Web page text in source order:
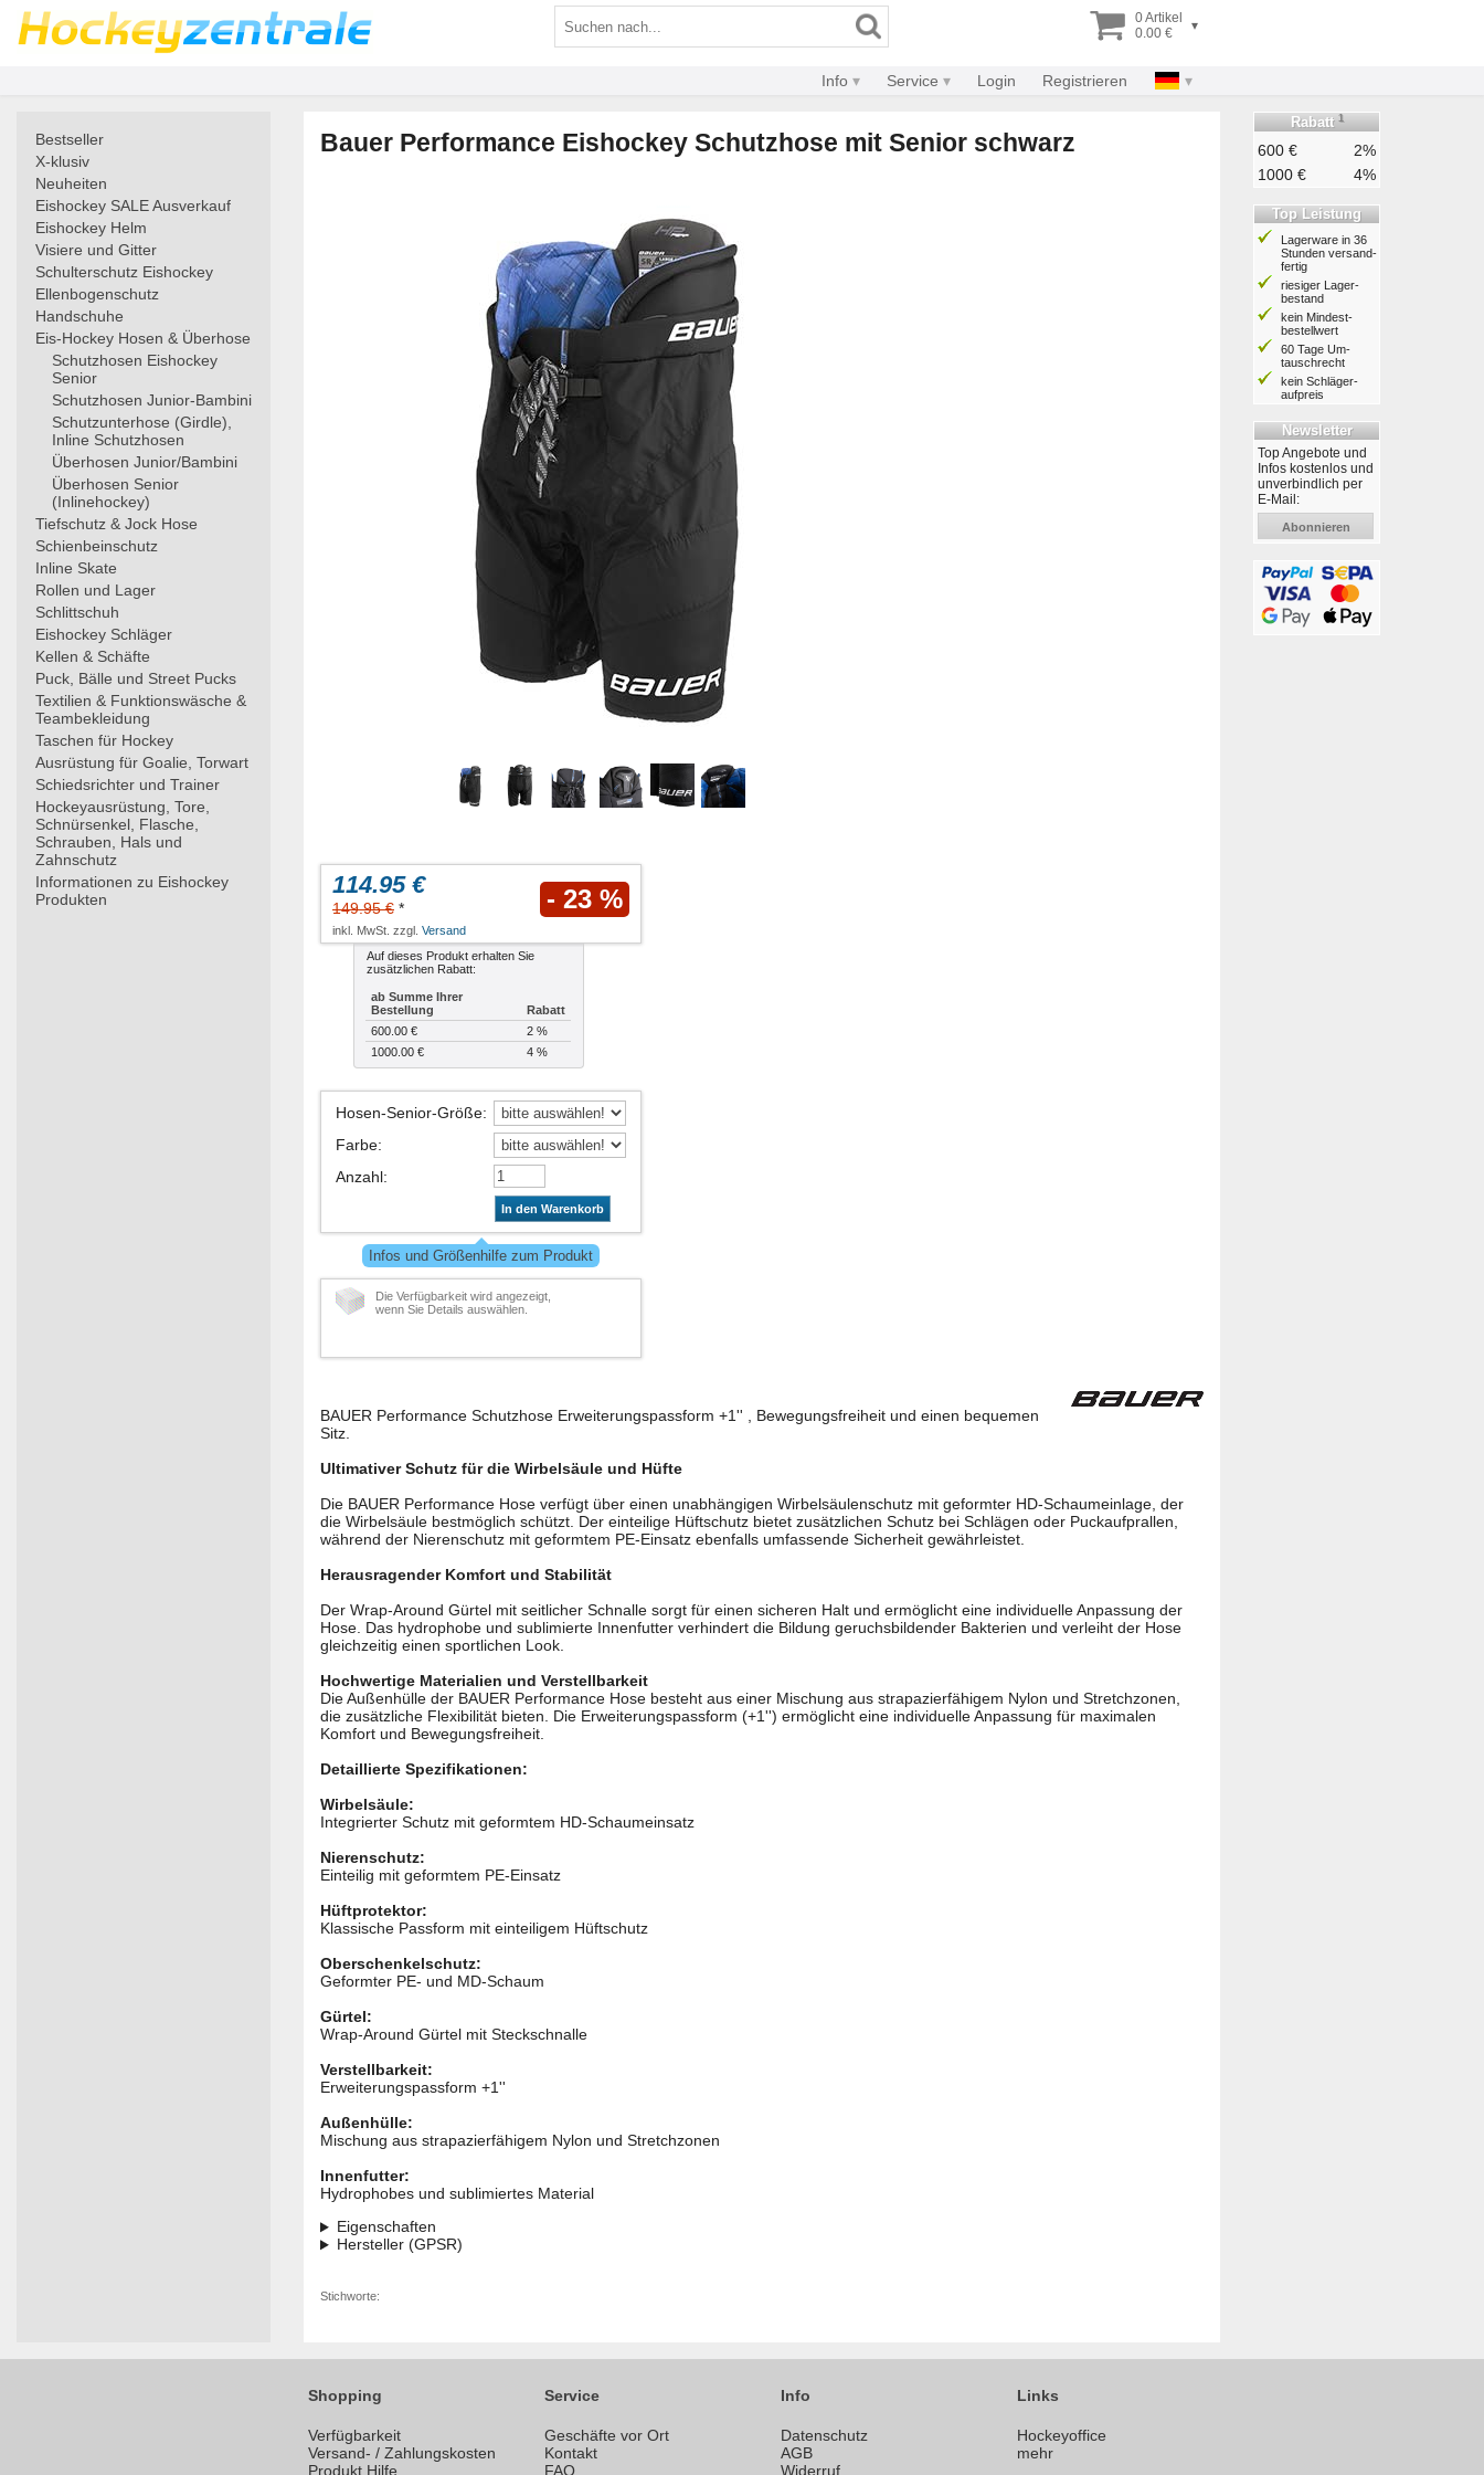
0 Artikel
0.00 €
▾
Info Service Login Registrieren
Bestseller
X-klusiv
Neuheiten
Eishockey SALE Ausverkauf
Eishockey Helm
Visiere und Gitter
Schulterschutz Eishockey
Ellenbogenschutz
Handschuhe
Eis-Hockey Hosen & Überhose
Schutzhosen Eishockey
Senior
Schutzhosen Junior-Bambini
Schutzunterhose (Girdle),
Inline Schutzhosen
Überhosen Junior/Bambini
Überhosen Senior
(Inlinehockey)
Tiefschutz & Jock Hose
Schienbeinschutz
Inline Skate
Rollen und Lager
Schlittschuh
Eishockey Schläger
Kellen & Schäfte
Puck, Bälle und Street Pucks
Textilien & Funktionswäsche &
Teambekleidung
Taschen für Hockey
Ausrüstung für Goalie, Torwart
Schiedsrichter und Trainer
Hockeyausrüstung, Tore,
Schnürsenkel, Flasche,
Schrauben, Hals und
Zahnschutz
Informationen zu Eishockey
Produkten
Bauer Performance Eishockey Schutzhose mit Senior schwarz
114.95 €
149.95 € * - 23 %
inkl. MwSt. zzgl. Versand
Auf dieses Produkt erhalten Sie
zusätzlichen Rabatt:
ab Summe Ihrer
Bestellung
Rabatt
600.00 €
2 %
1000.00 €
4 %
Hosen-Senior-Größe:
Farbe:
Anzahl:
In den Warenkorb
Infos und Größenhilfe zum Produkt
Die Verfügbarkeit wird angezeigt,
wenn Sie Details auswählen.
BAUER Performance Schutzhose Erweiterungspassform +1'' , Bewegungsfreiheit und einen bequemen
Sitz.
Ultimativer Schutz für die Wirbelsäule und Hüfte
Die BAUER Performance Hose verfügt über einen unabhängigen Wirbelsäulenschutz mit geformter HD-Schaumeinlage, der
die Wirbelsäule bestmöglich schützt. Der einteilige Hüftschutz bietet zusätzlichen Schutz bei Schlägen oder Puckaufprallen,
während der Nierenschutz mit geformtem PE-Einsatz ebenfalls umfassende Sicherheit gewährleistet.
Herausragender Komfort und Stabilität
Der Wrap-Around Gürtel mit seitlicher Schnalle sorgt für einen sicheren Halt und ermöglicht eine individuelle Anpassung der
Hose. Das hydrophobe und sublimierte Innenfutter verhindert die Bildung geruchsbildender Bakterien und verleiht der Hose
gleichzeitig einen sportlichen Look.
Hochwertige Materialien und Verstellbarkeit
Die Außenhülle der BAUER Performance Hose besteht aus einer Mischung aus strapazierfähigem Nylon und Stretchzonen,
die zusätzliche Flexibilität bieten. Die Erweiterungspassform (+1'') ermöglicht eine individuelle Anpassung für maximalen
Komfort und Bewegungsfreiheit.
Detaillierte Spezifikationen:
Wirbelsäule:
Integrierter Schutz mit geformtem HD-Schaumeinsatz
Nierenschutz:
Einteilig mit geformtem PE-Einsatz
Hüftprotektor:
Klassische Passform mit einteiligem Hüftschutz
Oberschenkelschutz:
Geformter PE- und MD-Schaum
Gürtel:
Wrap-Around Gürtel mit Steckschnalle
Verstellbarkeit:
Erweiterungspassform +1''
Außenhülle:
Mischung aus strapazierfähigem Nylon und Stretchzonen
Innenfutter:
Hydrophobes und sublimiertes Material
Eigenschaften
Hersteller (GPSR)
Stichworte:
Rabatt 1
600 €
2%
1000 €
4%
Top Leistung
Lagerware in 36
Stunden ver­sand­
fertig
riesiger Lager­
bestand
kein Mindest­
bestell­wert
60 Tage Um­
tausch­recht
kein Schläger­
aufpreis
Newsletter
Top Angebote und
Infos kostenlos und
unverbindlich per
E-Mail:
Abonnieren
Shopping
Verfügbarkeit
Versand- / Zahlungskosten
Produkt Hilfe
Service
Geschäfte vor Ort
Kontakt
FAQ
Info
Datenschutz
AGB
Widerruf
Links
Hockeyoffice
mehr